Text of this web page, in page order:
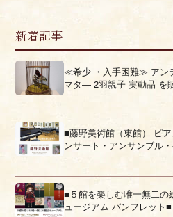
新着記事
≪希少 ・入手困難≫ アン
マタ― 2羽親子 実動品 を
■藤野美術館（東館） ピ
ンサート・アンサンブル
■５館を楽しむ唯一無二の
ュージアム パンフレット■